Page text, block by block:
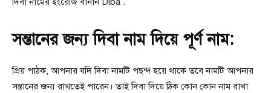
সন্তানের জন্য দিবা নাম দিয়ে পূর্ণ নাম:
প্রিয় পাঠক, আপনার যদি দিবা নামটি পছন্দ হয়ে থাকে তবে নামটি আপনার
সন্তানের জন্য রাখতেই পারেন। তাই দিবা দিয়ে ঠিক কোন কোন নাম রাখা